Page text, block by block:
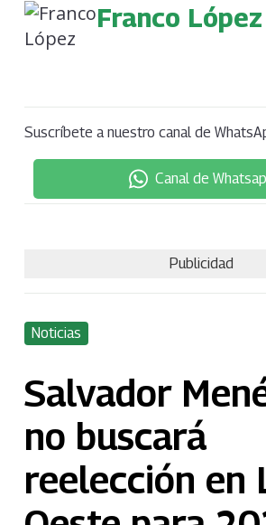
Franco López
Suscríbete a nuestro canal de
Canal de
Publicidad
Noticias
Salvador
no buscará
reelección en